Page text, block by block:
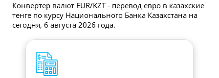
Конвертер валют EUR/KZT - перевод евро в казахские
тенге по курсу Национального Банка Казахстана на
сегодня, 6 августа 2026 года.